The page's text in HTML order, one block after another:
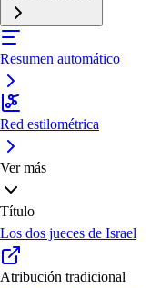
Resumen automático
Red estilométrica
Ver más
Título
Los dos jueces de Israel
Atribución tradicional